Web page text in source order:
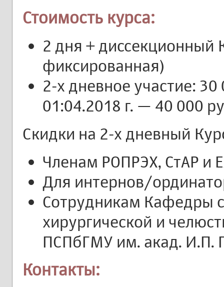
Стоимость курса:
2 дня + диссекционный
фиксированная)
2-х дневное участие:
01:04.2018 г. — 40 000
Скидки на 2-х дневный
Членам РОПРЭХ, СтАР и
Для интернов/
Сотрудникам Кафедры
хирургической и
ПСПбГМУ им. акад. И.П.
Контакты: